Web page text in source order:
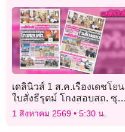
เดลินิวส์ 1 ส.ค.เรืองเดชโยน
ใบสั่งธีรุตม์ โกงสอบสถ. ซุก
แฟลชไดร์ฟส่งดร.วิน
1 สิงหาคม 2569 5:30 น.